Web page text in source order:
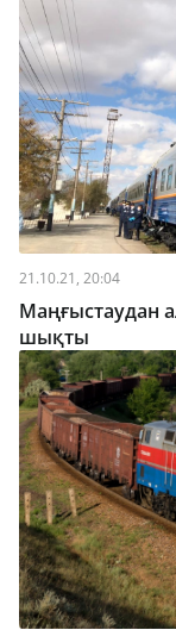
21.10.21, 20:04
Маңғыстаудан
шықты